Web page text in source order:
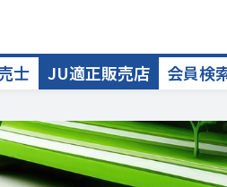
士 JU適正販売店 会員検